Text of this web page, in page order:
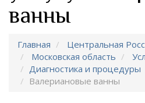
ванны
Главная
Центральная
Московская область
Диагностика и процедуры
Валериановые ванны